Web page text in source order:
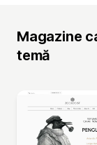
Magazine
temă